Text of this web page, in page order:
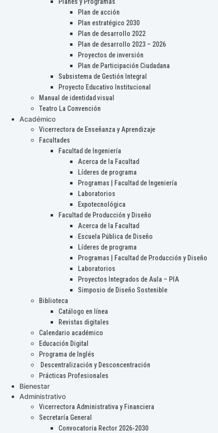
Planes y Programas
Plan de acción
Plan estratégico 2030
Plan de desarrollo 2022
Plan de desarrollo 2023 – 2026
Proyectos de inversión
Plan de Participación Ciudadana
Subsistema de Gestión Integral
Proyecto Educativo Institucional
Manual de identidad visual
Teatro La Convención
Académico
Vicerrectora de Enseñanza y Aprendizaje
Facultades
Facultad de Ingeniería
Acerca de la Facultad
Líderes de programa
Programas | Facultad de Ingeniería
Laboratorios
Expotecnológica
Facultad de Producción y Diseño
Acerca de la Facultad
Escuela Pública de Diseño
Líderes de programa
Programas | Facultad de Producción y Diseño
Laboratorios
Proyectos Integrados de Aula – PIA
Simposio de Diseño Sostenible
Biblioteca
Catálogo en línea
Revistas digitales
Calendario académico
Educación Digital
Programa de Inglés
Descentralización y Desconcentración
Prácticas Profesionales
Bienestar
Administrativo
Vicerrectora Administrativa y Financiera
Secretaría General
Convocatoria Rector 2026-2030